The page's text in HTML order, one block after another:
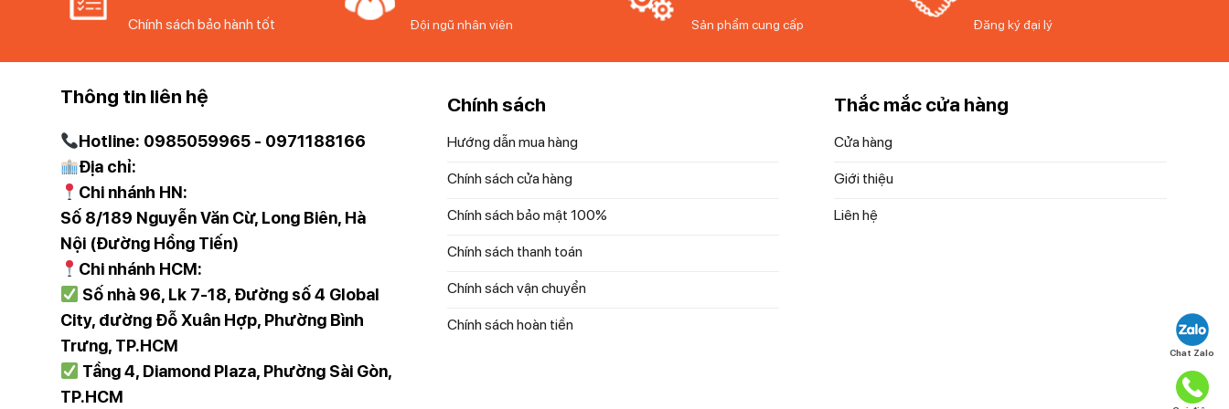
Berlinger Haus BH/8151 24cm
Tiện Lợi Khi Sử Dụng
Sản phẩm thiết kế thông minh với hai miệng rót, giúp bạn dễ dàng rót nước sốt hay dầu ăn mà không lo bị đổ ra ngoài. Tính năng này
không chỉ mang lại sự tiện lợi mà còn nâng cao hiệu suất nấu nướng, giúp bạn tiết kiệm thời gian.
Chính sách bảo hành tốt Đội ngũ nhân viên Sản phẩm cung cấp Đăng ký đại lý
Thông tin liên hệ
Hotline: 0985059965 - 0971188166
Địa chỉ:
Chi nhánh HN:
Số 8/189 Nguyễn Văn Cừ, Long Biên, Hà
Nội (Đường Hồng Tiến)
Chi nhánh HCM:
Số nhà 96, Lk 7-18, Đường số 4 Global
City, đường Đỗ Xuân Hợp, Phường Bình
Trưng, TP.HCM
Tầng 4, Diamond Plaza, Phường Sài Gòn,
TP.HCM
Chính sách
Hướng dẫn mua hàng
Chính sách cửa hàng
Chính sách bảo mật 100%
Chính sách thanh toán
Chính sách vận chuyển
Chính sách hoàn tiền
Thắc mắc cửa hàng
Cửa hàng
Giới thiệu
Liên hệ
Chat Zalo